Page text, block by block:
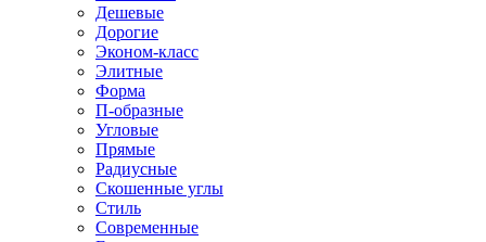
Дешевые
Дорогие
Эконом-класс
Элитные
Форма
П-образные
Угловые
Прямые
Радиусные
Скошенные углы
Стиль
Современные